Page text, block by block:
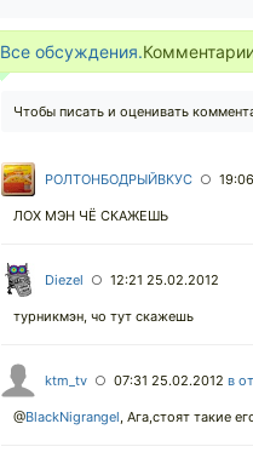
Все обсуждения.
Чтобы писать и оценивать
РОЛТОНБОДРЫЙВКУС ○
ЛОХ МЭН ЧЁ СКАЖЕШЬ
Diezel ○ 12:21 25.02.2012
турникмэн, чо тут скажешь
ktm_tv ○ 07:31 25.02.2012 в
@BlackNigrangel, Ага,стоят такие